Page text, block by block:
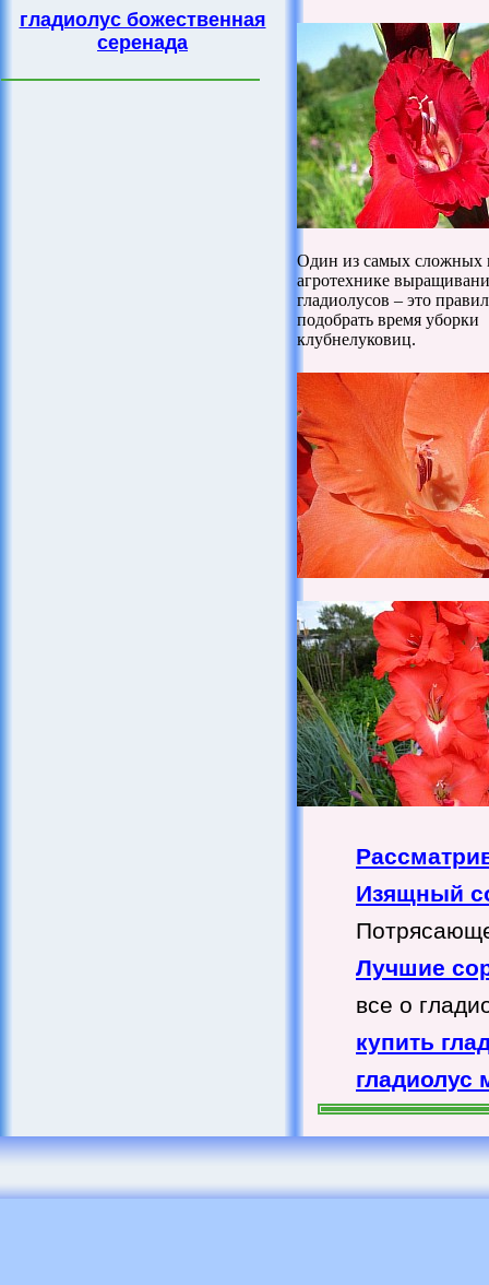
гладиолус божественная
серенада
Один из самых сложных
агротехнике
гладиолусов – это
подобрать время уборки
клубнелуковиц.
Изящный
Лучшие
все о
купить
гладиолус